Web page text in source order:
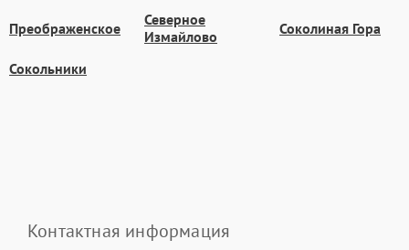
Преображенское
Северное
Измайлово
Соколиная Гора
Сокольники
Контактная информация